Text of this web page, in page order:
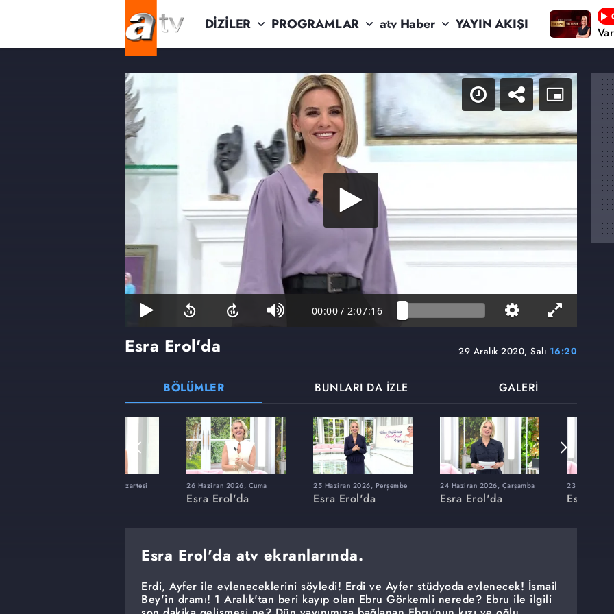
DİZİLER PROGRAMLAR atv Haber YAYIN AKIŞI
00:00 / 2:07:16
29 Aralık 2020, Salı 16:20
Esra Erol'da
BÖLÜMLER BUNLARI DA İZLE GALERİ
8 Haziran 2026, Pazartesi 26 Haziran 2026, Cuma
Esra Erol'da
25 Haziran 2026, Perşembe
Esra Erol'da
24 Haziran 2026, Çarşamba
Esra Erol'da
23 Haziran
Esra
Esra Erol'da atv ekranlarında.
Erdi, Ayfer ile evleneceklerini söyledi! Erdi ve Ayfer stüdyoda evlenecek! İsmail
Bey'in dramı! 1 Aralık'tan beri kayıp olan Ebru Görkemli nerede? Ebru ile ilgili